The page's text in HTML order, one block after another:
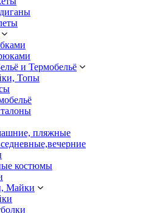
и Термобельё
Топы
пляжные
костюмы
Майки